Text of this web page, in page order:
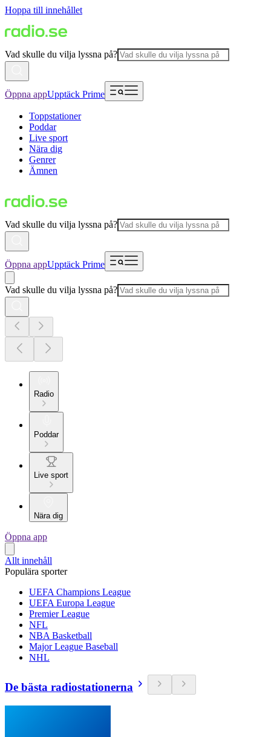
Hoppa till innehållet
Vad skulle du vilja lyssna på?
Öppna appUpptäck Prime
Toppstationer
Poddar
Live sport
Nära dig
Genrer
Ämnen
Vad skulle du vilja lyssna på?
Öppna appUpptäck Prime
Vad skulle du vilja lyssna på?
Radio
Poddar
Live sport
Nära dig
Öppna app
Allt innehåll
Populära sporter
UEFA Champions League
UEFA Europa League
Premier League
NFL
NBA Basketball
Major League Baseball
NHL
De bästa radiostationerna